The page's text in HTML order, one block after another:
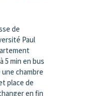
de
Paul
5 min en bus
une chambre
place de
en fin